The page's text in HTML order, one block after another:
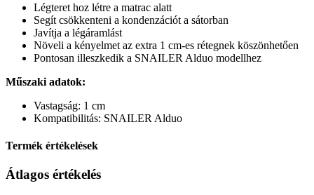
Légteret hoz létre a matrac alatt
Segít csökkenteni a kondenzációt a sátorban
Javítja a légáramlást
Növeli a kényelmet az extra 1 cm-es rétegnek köszönhetően
Pontosan illeszkedik a SNAILER Alduo modellhez
Műszaki adatok:
Vastagság: 1 cm
Kompatibilitás: SNAILER Alduo
Termék értékelések
Átlagos értékelés